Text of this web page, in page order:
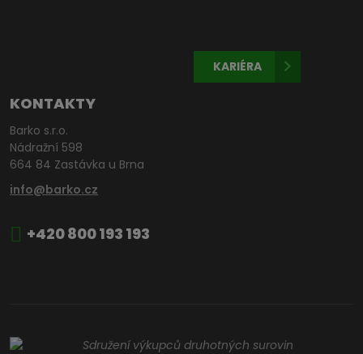
KARIÉRA
KONTAKTY
Barko s.r.o.
Nádražní 598
664 84 Zastávka u Brna
info@barko.cz
+420 800 193 193